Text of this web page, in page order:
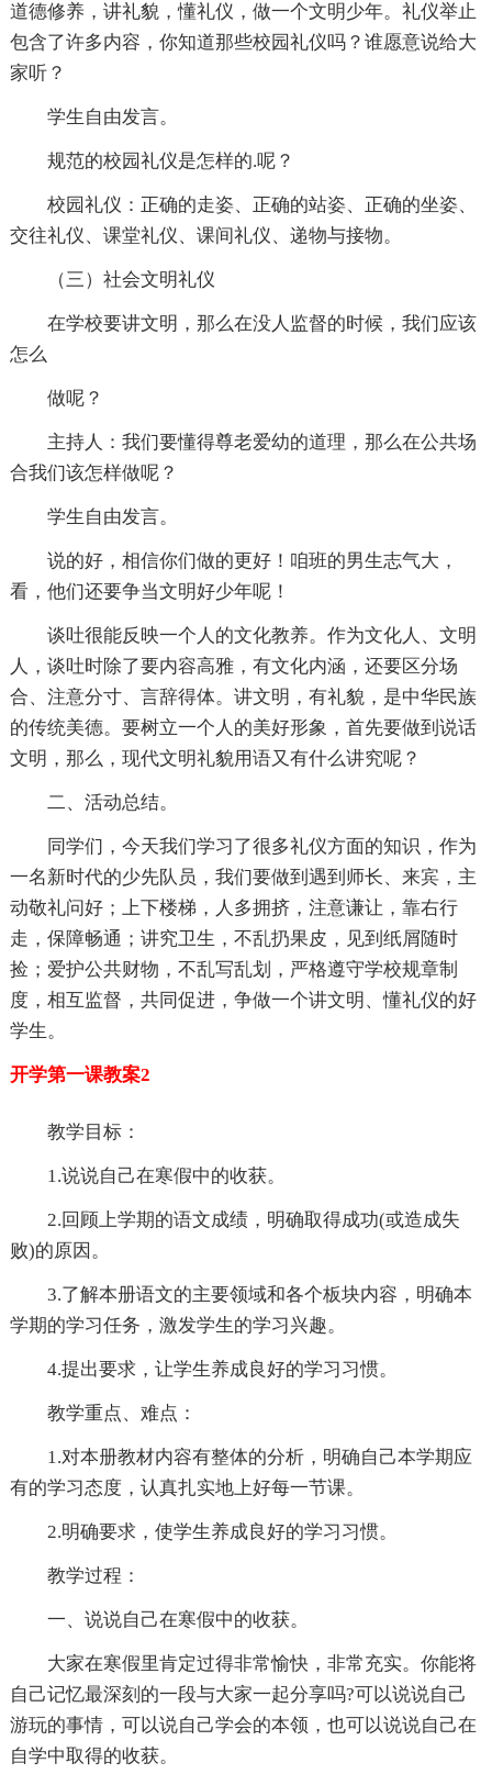
道德修养，讲礼貌，懂礼仪，做一个文明少年。礼仪举止
包含了许多内容，你知道那些校园礼仪吗？谁愿意说给大
家听？
学生自由发言。
规范的校园礼仪是怎样的.呢？
校园礼仪：正确的走姿、正确的站姿、正确的坐姿、
交往礼仪、课堂礼仪、课间礼仪、递物与接物。
（三）社会文明礼仪
在学校要讲文明，那么在没人监督的时候，我们应该
怎么
做呢？
主持人：我们要懂得尊老爱幼的道理，那么在公共场
合我们该怎样做呢？
学生自由发言。
说的好，相信你们做的更好！咱班的男生志气大，
看，他们还要争当文明好少年呢！
谈吐很能反映一个人的文化教养。作为文化人、文明
人，谈吐时除了要内容高雅，有文化内涵，还要区分场
合、注意分寸、言辞得体。讲文明，有礼貌，是中华民族
的传统美德。要树立一个人的美好形象，首先要做到说话
文明，那么，现代文明礼貌用语又有什么讲究呢？
二、活动总结。
同学们，今天我们学习了很多礼仪方面的知识，作为
一名新时代的少先队员，我们要做到遇到师长、来宾，主
动敬礼问好；上下楼梯，人多拥挤，注意谦让，靠右行
走，保障畅通；讲究卫生，不乱扔果皮，见到纸屑随时
捡；爱护公共财物，不乱写乱划，严格遵守学校规章制
度，相互监督，共同促进，争做一个讲文明、懂礼仪的好
学生。
开学第一课教案2
教学目标：
1.说说自己在寒假中的收获。
2.回顾上学期的语文成绩，明确取得成功(或造成失
败)的原因。
3.了解本册语文的主要领域和各个板块内容，明确本
学期的学习任务，激发学生的学习兴趣。
4.提出要求，让学生养成良好的学习习惯。
教学重点、难点：
1.对本册教材内容有整体的分析，明确自己本学期应
有的学习态度，认真扎实地上好每一节课。
2.明确要求，使学生养成良好的学习习惯。
教学过程：
一、说说自己在寒假中的收获。
大家在寒假里肯定过得非常愉快，非常充实。你能将
自己记忆最深刻的一段与大家一起分享吗?可以说说自己
游玩的事情，可以说自己学会的本领，也可以说说自己在
自学中取得的收获。